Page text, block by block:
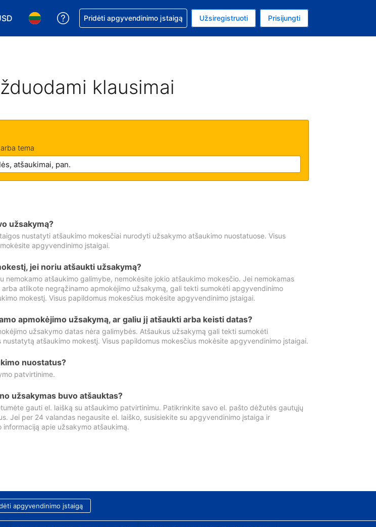
Pasirinkite valiutą. Jūsų pasirinkta valiuta: Jungtinių Valstijų doleris
Pasirinkite kalbą. Jūsų pasirinkta kalba: Lietuvių
Pagalba dėl užsakymo
Pridėti apgyvendinimo įstaigą Užsiregistruoti Prisijungti
klausimai
tema
užsakymą?
nustatyti atšaukimo mokesčiai nurodyti užsakymo atšaukimo nuostatuose. Visus
apgyvendinimo įstaigai.
jei noriu atšaukti užsakymą?
nemokamo atšaukimo galimybe, nemokėsite jokio atšaukimo mokesčio. Jei nemokamas
atlikote negrąžinamo apmokėjimo užsakymą, gali tekti sumokėti apgyvendinimo
mokestį. Visus papildomus mokesčius mokėsite apgyvendinimo įstaigai.
apmokėjimo užsakymą, ar galiu jį atšaukti arba keisti datas?
užsakymo datas nėra galimybės. Atšaukus užsakymą gali tekti sumokėti
atšaukimo mokestį. Visus papildomus mokesčius mokėsite apgyvendinimo įstaigai.
nuostatus?
patvirtinime.
užsakymas buvo atšauktas?
gauti el. laišką su atšaukimo patvirtinimu. Patikrinkite savo el. pašto dėžutės gautųjų
Jei per 24 valandas negausite el. laiško, susisiekite su apgyvendinimo įstaiga ir
informaciją apie užsakymo atšaukimą.
apgyvendinimo įstaigą